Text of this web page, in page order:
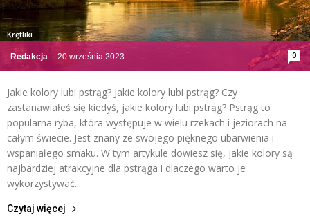
Redakcja - 20 września 2023 0
Krętliki
Jakie kolory lubi pstrąg? Jakie kolory lubi pstrąg? Czy
zastanawiałeś się kiedyś, jakie kolory lubi pstrąg? Pstrąg to
popularna ryba, która występuje w wielu rzekach i jeziorach na
całym świecie. Jest znany ze swojego pięknego ubarwienia i
wspaniałego smaku. W tym artykule dowiesz się, jakie kolory są
najbardziej atrakcyjne dla pstrąga i dlaczego warto je
wykorzystywać...
Czytaj więcej